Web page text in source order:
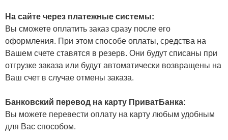
На сайте через платежные системы:
Вы сможете оплатить заказ сразу после его
оформления. При этом способе оплаты, средства на
Вашем счете ставятся в резерв. Они будут списаны при
отгрузке заказа или будут автоматически возвращены на
Ваш счет в случае отмены заказа.
Банковский перевод на карту ПриватБанка:
Вы можете перевести оплату на карту любым удобным
для Вас способом.